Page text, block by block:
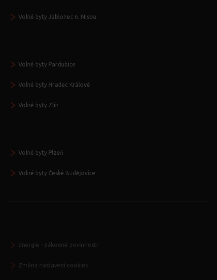
Volné byty Jablonec n. Nisou
Volné byty Pardubice
Volné byty Hradec Králové
Volné byty Zlín
Volné byty Plzeň
Volné byty České Budějovice
Energie - zákonné povinnosti
Změna nastavení cookies